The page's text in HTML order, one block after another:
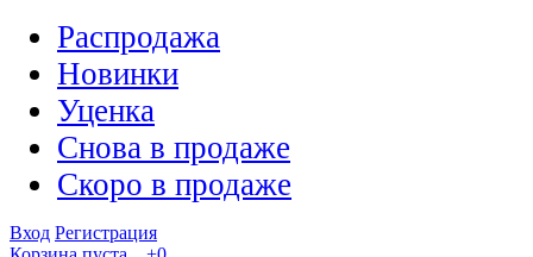
Распродажа
Новинки
Уценка
Снова в продаже
Скоро в продаже
Вход Регистрация